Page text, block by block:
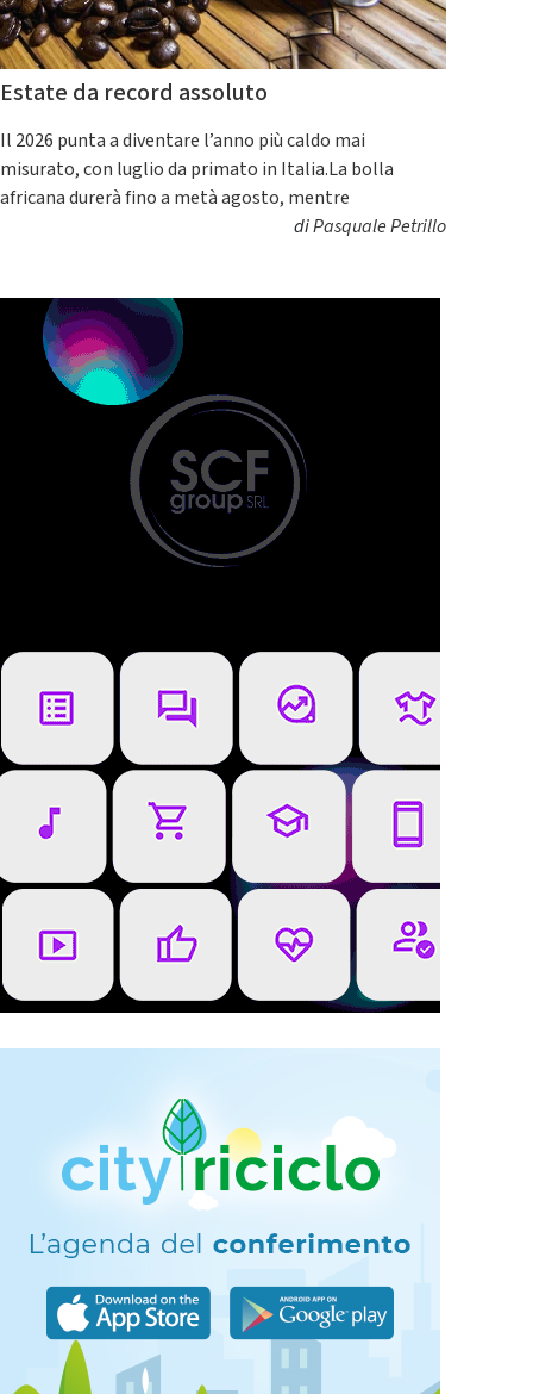
Estate da record assoluto
Il 2026 punta a diventare l’anno più caldo mai
misurato, con luglio da primato in Italia.La bolla
africana durerà fino a metà agosto, mentre
diPasquale Petrillo